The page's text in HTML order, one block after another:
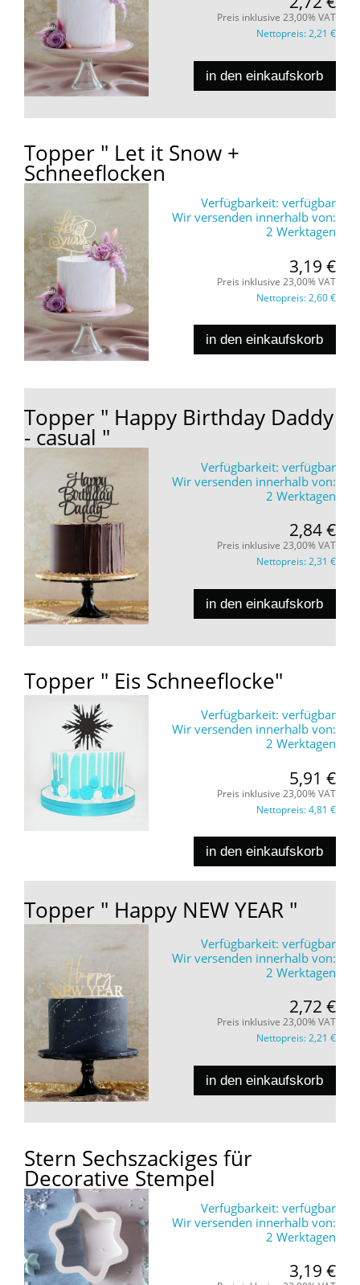
Preis inklusive 23,00% VAT
Nettopreis:2,21 €
in den einkaufskorb
Topper " Let it Snow +
Schneeflocken
Verfügbarkeit: verfügbar
Wir versenden innerhalb von:
2 Werktagen
3,19 €
Preis inklusive 23,00% VAT
Nettopreis:2,60 €
in den einkaufskorb
Topper " Happy Birthday Daddy
- casual "
Verfügbarkeit: verfügbar
Wir versenden innerhalb von:
2 Werktagen
2,84 €
Preis inklusive 23,00% VAT
Nettopreis:2,31 €
in den einkaufskorb
Topper " Eis Schneeflocke"
Verfügbarkeit: verfügbar
Wir versenden innerhalb von:
2 Werktagen
5,91 €
Preis inklusive 23,00% VAT
Nettopreis:4,81 €
in den einkaufskorb
Topper " Happy NEW YEAR "
Verfügbarkeit: verfügbar
Wir versenden innerhalb von:
2 Werktagen
2,72 €
Preis inklusive 23,00% VAT
Nettopreis:2,21 €
in den einkaufskorb
Stern Sechszackiges für
Decorative Stempel
Verfügbarkeit: verfügbar
Wir versenden innerhalb von:
2 Werktagen
3,19 €